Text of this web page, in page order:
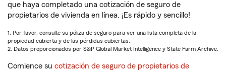
que haya completado una cotización de seguro de
propietarios de vivienda en línea. ¡Es rápido y sencillo!
1. Por favor, consulte su póliza de seguro para ver una lista completa de la
propiedad cubierta y de las pérdidas cubiertas.
2. Datos proporcionados por S&P Global Market Intelligence y State Farm Archive.
Comience su cotización de seguro de propietarios de